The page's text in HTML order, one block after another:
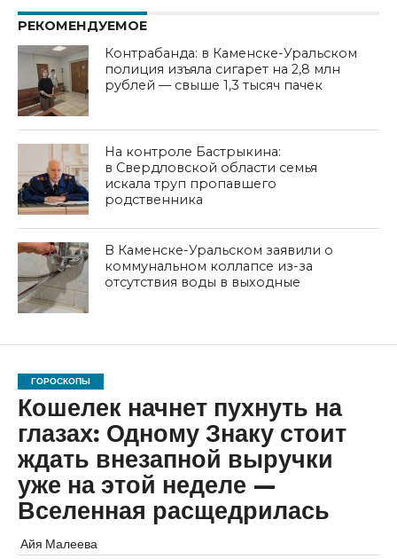
РЕКОМЕНДУЕМОЕ
Контрабанда: в Каменске-Уральском
полиция изъяла сигарет на 2,8 млн
рублей — свыше 1,3 тысяч пачек
На контроле Бастрыкина:
в Свердловской области семья
искала труп пропавшего
родственника
В Каменске-Уральском заявили о
коммунальном коллапсе из-за
отсутствия воды в выходные
ГОРОСКОПЫ
Кошелек начнет пухнуть на
глазах: Одному Знаку стоит
ждать внезапной выручки
уже на этой неделе —
Вселенная расщедрилась
Айя Малеева